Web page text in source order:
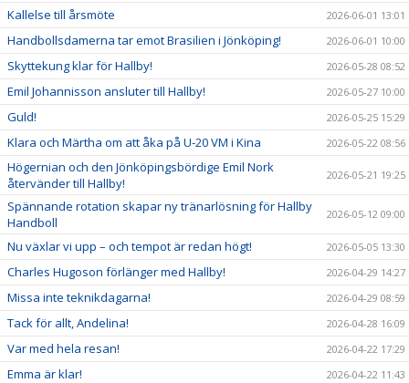
Kallelse till årsmöte 2026-06-01 13:01
Handbollsdamerna tar emot Brasilien i Jönköping! 2026-06-01 10:00
Skyttekung klar för Hallby! 2026-05-28 08:52
Emil Johannisson ansluter till Hallby! 2026-05-27 10:00
Guld! 2026-05-25 15:29
Klara och Märtha om att åka på U-20 VM i Kina 2026-05-22 08:56
Högernian och den Jönköpingsbördige Emil Nork
återvänder till Hallby!
2026-05-21 19:25
Spännande rotation skapar ny tränarlösning för Hallby
Handboll
2026-05-12 09:00
Nu växlar vi upp – och tempot är redan högt! 2026-05-05 13:30
Charles Hugoson förlänger med Hallby! 2026-04-29 14:27
Missa inte teknikdagarna! 2026-04-29 08:59
Tack för allt, Andelina! 2026-04-28 16:09
Var med hela resan! 2026-04-22 17:29
Emma är klar! 2026-04-22 11:43